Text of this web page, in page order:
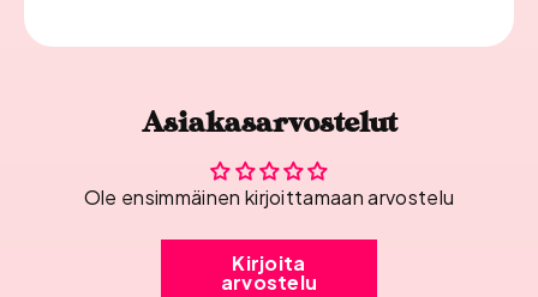
Asiakasarvostelut
Ole ensimmäinen kirjoittamaan arvostelu
Kirjoita
arvostelu